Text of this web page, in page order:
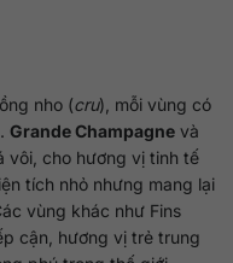
nho (cru), mỗi vùng có
Grande Champagne và
vôi, cho hương vị tinh tế
tích nhỏ nhưng mang lại
vùng khác như Fins
cận, hương vị trẻ trung